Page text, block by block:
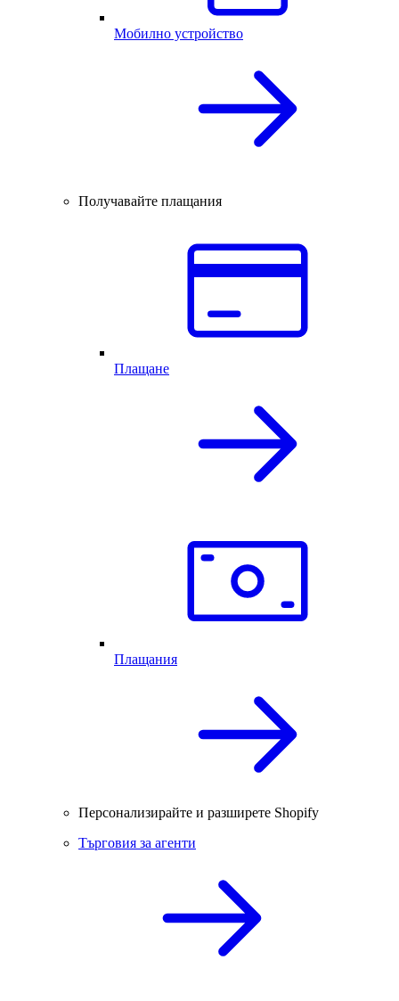
Мобилно устройство
Получавайте плащания
Плащане
Плащания
Персонализирайте и разширете Shopify
Търговия за агенти